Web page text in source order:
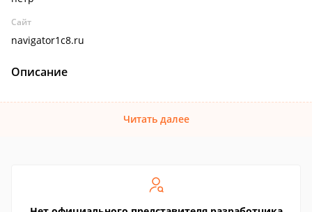
Сайт
navigator1c8.ru
Описание
Читать далее